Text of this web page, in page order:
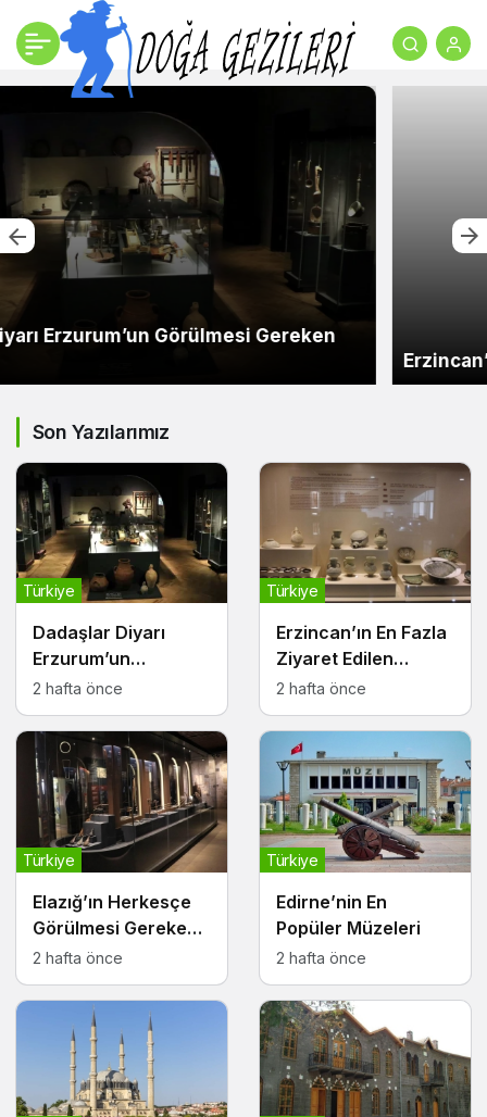
Erzincan’ın En Fazla Ziyaret Edilen Müzeleri
Son Yazılarımız
Dadaşlar Diyarı
Erzurum’un
Görülmesi Gereken
Müzeleri
Türkiye
2 hafta önce
Erzincan’ın En Fazla
Ziyaret Edilen
Müzeleri
Türkiye
2 hafta önce
Elazığ’ın Herkesçe
Görülmesi Gereken
Müzeleri
Türkiye
2 hafta önce
Edirne’nin En
Popüler Müzeleri
Türkiye
2 hafta önce